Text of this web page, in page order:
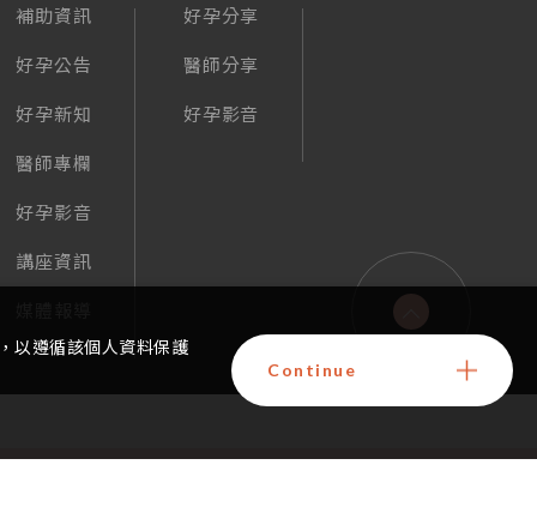
補助資訊
好孕公告
好孕新知
醫師專欄
好孕影音
講座資訊
好孕分享
醫師分享
好孕影音
以遵循該個人資料保護
Continue